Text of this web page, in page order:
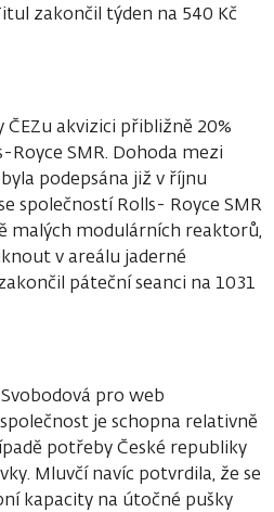
zakončil týden na 540 Kč
akvizici přibližně 20%
SMR. Dohoda mezi
podepsána již v říjnu
společností Rolls- Royce SMR
malých modulárních reaktorů,
v areálu jaderné
páteční seanci na 1031
pro web
je schopna relativně
potřeby České republiky
Mluvčí navíc potvrdila, že se
kapacity na útočné pušky